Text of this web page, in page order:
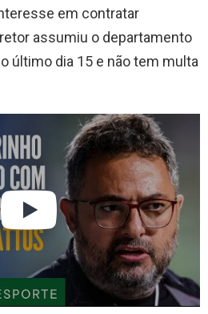
em contratar
assumiu o departamento
último dia 15 e não tem multa